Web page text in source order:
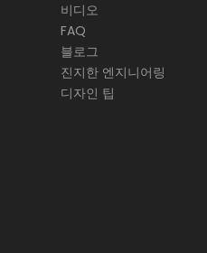
비디오
FAQ
블로그
진지한 엔지니어링
디자인 팁